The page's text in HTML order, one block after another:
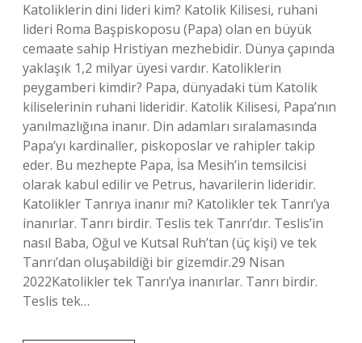
Katoliklerin dini lideri kim? Katolik Kilisesi, ruhani
lideri Roma Başpiskoposu (Papa) olan en büyük
cemaate sahip Hristiyan mezhebidir. Dünya çapında
yaklaşık 1,2 milyar üyesi vardır. Katoliklerin
peygamberi kimdir? Papa, dünyadaki tüm Katolik
kiliselerinin ruhani lideridir. Katolik Kilisesi, Papa’nın
yanılmazlığına inanır. Din adamları sıralamasında
Papa’yı kardinaller, piskoposlar ve rahipler takip
eder. Bu mezhepte Papa, İsa Mesih’in temsilcisi
olarak kabul edilir ve Petrus, havarilerin lideridir.
Katolikler Tanrıya inanır mı? Katolikler tek Tanrı’ya
inanırlar. Tanrı birdir. Teslis tek Tanrı’dır. Teslis’in
nasıl Baba, Oğul ve Kutsal Ruh’tan (üç kişi) ve tek
Tanrı’dan oluşabildiği bir gizemdir.29 Nisan
2022Katolikler tek Tanrı’ya inanırlar. Tanrı birdir.
Teslis tek…